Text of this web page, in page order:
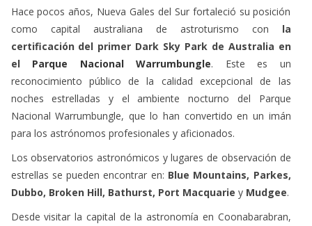
Hace pocos años, Nueva Gales del Sur fortaleció su posición
como capital australiana de astroturismo con la
certificación del primer Dark Sky Park de Australia en
el
Parque Nacional Warrumbungle. Este es un
reconocimiento público de la calidad excepcional de las
noches estrelladas y el ambiente nocturno del Parque
Nacional Warrumbungle, que lo han convertido en un imán
para los astrónomos profesionales y aficionados.
Los observatorios astronómicos y lugares de observación de
estrellas se pueden encontrar en: Blue Mountains, Parkes,
Dubbo, Broken Hill, Bathurst, Port Macquarie yMudgee.
Desde visitar la capital de la astronomía en Coonabarabran,